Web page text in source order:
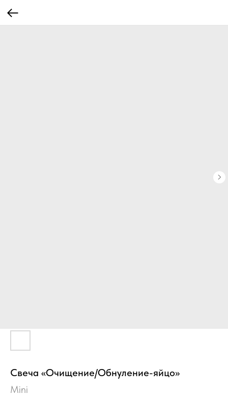
Свеча «Очищение/Обнуление-яйцо»
Mini